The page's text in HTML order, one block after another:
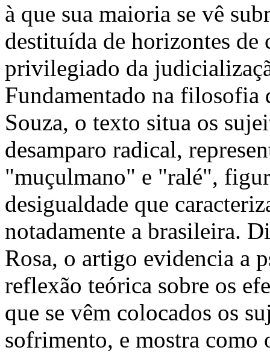
à que sua maioria se vê
destituída de horizontes
privilegiado da
Fundamentado na filosofia
Souza, o texto situa os
desamparo radical,
"muçulmano" e "ralé",
desigualdade que
notadamente a brasileira.
Rosa, o artigo evidencia a
reflexão teórica sobre os
que se vêm colocados os
sofrimento, e mostra como